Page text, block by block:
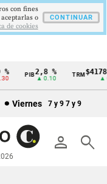
PIB2,8 %
▲ 0.10
TRM
▲
Viernes 7 y 9 7 y 9
person search
con fines
o
de cookies
CONTINUAR